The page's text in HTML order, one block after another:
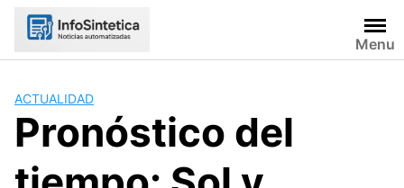
Skip
Menu
ACTUALIDAD
Pronóstico del